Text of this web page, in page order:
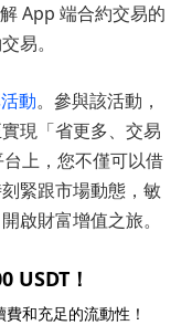
App 端合約交易的
易。
動。參與該活動，
現「省更多、交易
上，您不僅可以借
緊跟市場動態，敏
啟財富增值之旅。
USDT！
和充足的流動性！